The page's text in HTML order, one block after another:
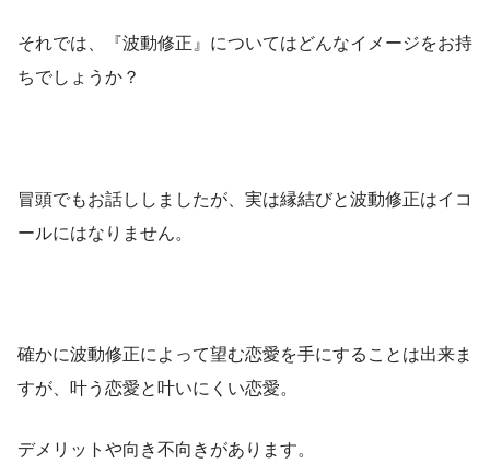
それでは、『波動修正』についてはどんなイメージをお持
ちでしょうか？
冒頭でもお話ししましたが、実は縁結びと波動修正はイコ
ールにはなりません。
確かに波動修正によって望む恋愛を手にすることは出来ま
すが、叶う恋愛と叶いにくい恋愛。
デメリットや向き不向きがあります。